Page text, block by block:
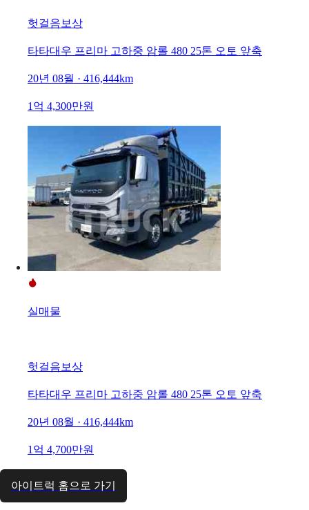
헛걸음보상
타타대우 프리마 고하중 암롤 480 25톤 오토 앞축
20년 08월 · 416,444km
1억 4,300만원
실매물
헛걸음보상
타타대우 프리마 고하중 암롤 480 25톤 오토 앞축
20년 08월 · 416,444km
1억 4,700만원
아이트럭 홈으로 가기